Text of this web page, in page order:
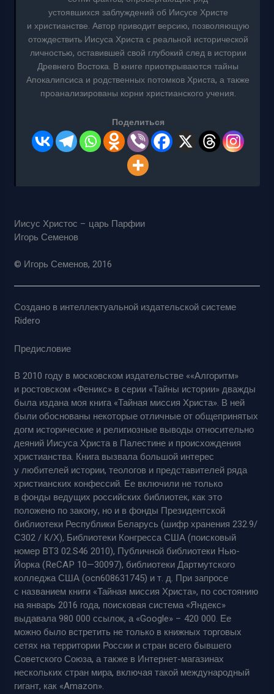
устоявшихся заблуждений об Иисусе Христе
и христианстве. Автор приводит версию, позволяющую
отождествить Иисуса Христа с реальной исторической
личностью, оставившей свой глубокий след в истории
Древнего Востока. В книге приоткрываются тайны
Апокалипсиса и родственных потомков Христа, а также
проанализированы корни христианского учения.
Поделиться
Иисус Христос – царь Парфии
Игорь Семенов
© Игорь Семенов, 2016
Создано в интеллектуальной издательской системе
Ridero
Предисловие
В 2010 году в московском издательстве ««Алгоритм»
и ростовском «Феникс» в серии «Тайны истории» дважды
была издана моя книга «Тайная миссия Христа». В ней
были обоснованы некоторые отличные от общепринятых
догм исторические и религиозные выводы относительно
деяний Иисуса Христа в Палестине и происхождения
христианства. Книга вызвала большой интерес
у любителей истории, теологов и представителей ряда
христианских конфессий. Ее включили не только
в фонды ведущих российских библиотек, как это
положено по закону, но и в фонды Президентской
библиотеки Республики Беларусь (шифр хранения 232.9/
С302 / К/Х), Библиотеки Конгресса США (поисковый
номер BT3 02.S46 2010), Публичной библиотеки Нью-
Йорка (ReCAP 10—30097), библиотеки Дартмутского
колледжа США (ocn608631745) и т. д. При запросе
с названием книги «Тайная миссия Христа», по состоянию
на январь 2016 года, поисковая система «Яндекс»
выдавала 980 000 ссылок, а «Google» – 420 000. Ее
можно было встретить не только в книжных торговых
сетях на территории России и стран всего бывшего
Советского Союза, а также в Интернет-магазинах
нескольких стран мира, включая такой международный
гигант, как «Amazon».